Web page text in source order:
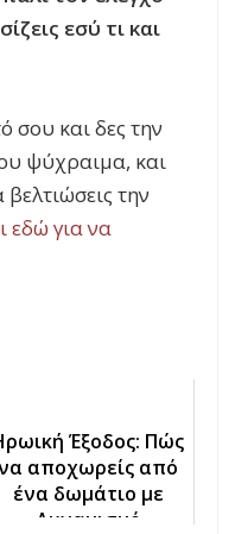
εσύ τι και
σου και δες την
ψύχραιμα, και
την
εδώ για να
Έξοδος: Πώς
αποχωρείς από
ένα δωμάτιο με
Δυναμισμό